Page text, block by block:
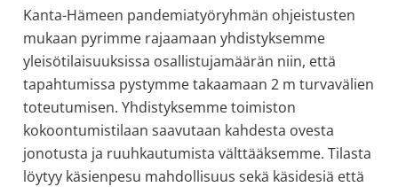
Kanta-Hämeen pandemiatyöryhmän ohjeistusten
mukaan pyrimme rajaamaan yhdistyksemme
yleisötilaisuuksissa osallistujamäärän niin, että
tapahtumissa pystymme takaamaan 2 m turvavälien
toteutumisen. Yhdistyksemme toimiston
kokoontumistilaan saavutaan kahdesta ovesta
jonotusta ja ruuhkautumista välttääksemme. Tilasta
löytyy käsienpesu mahdollisuus sekä käsidesiä että